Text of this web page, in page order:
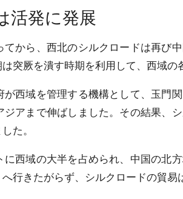
活発に発展
から、西北のシルクロードは再び
突厥を潰す時期を利用して、西域の
西域を管理する機構として、玉門
アまで伸ばしました。その結果、
た。
西域の大半を占められ、中国の北
行きたがらず、シルクロードの貿易